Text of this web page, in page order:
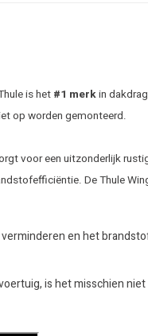
is het #1 merkin
op worden gemonteerd.
voor een uitzonderlijk
De Thule
en het
is het misschien